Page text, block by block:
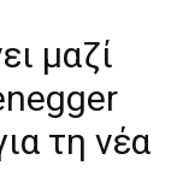
μαζί
τη νέα